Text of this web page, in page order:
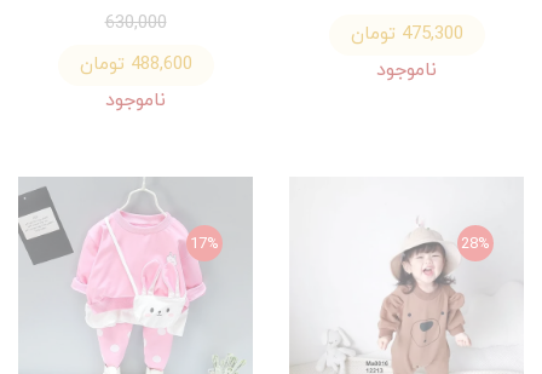
475,300 تومان
ناموجود
630,000
488,600 تومان
ناموجود
28%
17%